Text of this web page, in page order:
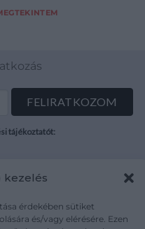
kezelés
érdekében sütiket
és/vagy elérésére. Ezen
tájékoztatót:
Adatvédelem